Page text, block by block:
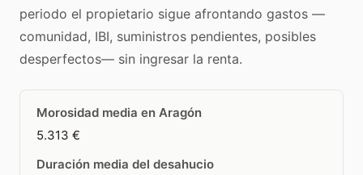
periodo el propietario sigue afrontando gastos —
comunidad, IBI, suministros pendientes, posibles
desperfectos— sin ingresar la renta.
Morosidad media en Aragón
5.313 €
Duración media del desahucio